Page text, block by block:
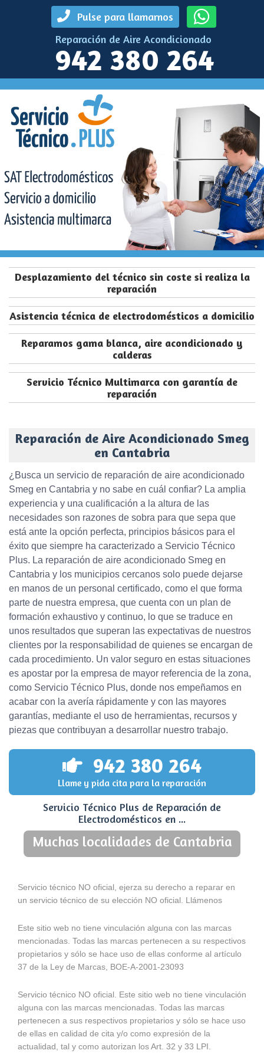
Pulse para llamarnos
Reparación de Aire Acondicionado
942 380 264
Desplazamiento del técnico sin coste si realiza la
reparación
Asistencia técnica de electrodomésticos a domicilio
Reparamos gama blanca, aire acondicionado y
calderas
Servicio Técnico Multimarca con garantía de
reparación
Reparación de Aire Acondicionado Smeg
en Cantabria
¿Busca un servicio de reparación de aire acondicionado
Smeg en Cantabria y no sabe en cuál confiar? La amplia
experiencia y una cualificación a la altura de las
necesidades son razones de sobra para que sepa que
está ante la opción perfecta, principios básicos para el
éxito que siempre ha caracterizado a Servicio Técnico
Plus. La reparación de aire acondicionado Smeg en
Cantabria y los municipios cercanos solo puede dejarse
en manos de un personal certificado, como el que forma
parte de nuestra empresa, que cuenta con un plan de
formación exhaustivo y continuo, lo que se traduce en
unos resultados que superan las expectativas de nuestros
clientes por la responsabilidad de quienes se encargan de
cada procedimiento. Un valor seguro en estas situaciones
es apostar por la empresa de mayor referencia de la zona,
como Servicio Técnico Plus, donde nos empeñamos en
acabar con la avería rápidamente y con las mayores
garantías, mediante el uso de herramientas, recursos y
piezas que contribuyan a desarrollar nuestro trabajo.
942 380 264
Llame y pida cita para la reparación
Servicio Técnico Plus de Reparación de
Electrodomésticos en ...
Muchas localidades de Cantabria
Servicio técnico NO oficial, ejerza su derecho a reparar en
un servicio técnico de su elección NO oficial. Llámenos
Este sitio web no tiene vinculación alguna con las marcas
mencionadas. Todas las marcas pertenecen a su respectivos
propietarios y sólo se hace uso de ellas conforme al artículo
37 de la Ley de Marcas, BOE-A-2001-23093
Servicio técnico NO oficial. Este sitio web no tiene vinculación
alguna con las marcas mencionadas. Todas las marcas
pertenecen a sus respectivos propietarios y sólo se hace uso
de ellas en calidad de cita y/o como expresión de la
actualidad, tal y como autorizan los Art. 32 y 33 LPI.